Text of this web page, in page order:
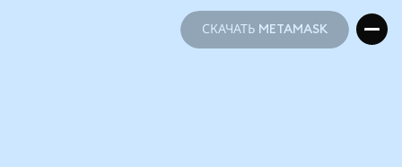
СКАЧАТЬ METAMASK